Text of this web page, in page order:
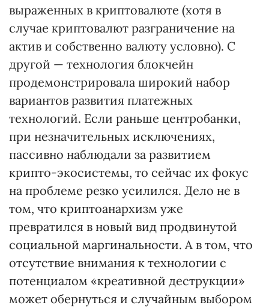
выраженных в криптовалюте (хотя в
случае криптовалют разграничение на
актив и собственно валюту условно). С
другой — технология блокчейн
продемонстрировала широкий набор
вариантов развития платежных
технологий. Если раньше центробанки,
при незначительных исключениях,
пассивно наблюдали за развитием
крипто-экосистемы, то сейчас их фокус
на проблеме резко усилился. Дело не в
том, что криптоанархизм уже
превратился в новый вид продвинутой
социальной маргинальности. А в том, что
отсутствие внимания к технологии с
потенциалом «креативной деструкции»
может обернуться и случайным выбором